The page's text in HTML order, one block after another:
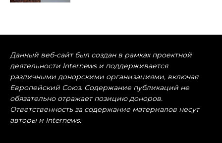
Данный веб-сайт был создан в рамках проектной
деятельности Internews и поддерживается
различными донорскими организациями, включая
Европейский Союз. Содержание публикаций не
обязательно отражает позицию доноров.
Ответственность за содержание материалов несут
авторы и Internews.